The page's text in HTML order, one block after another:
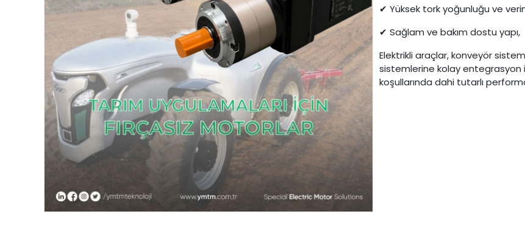
✔ Yüksek tork yoğunluğu ve
✔ Sağlam ve bakım dostu yapı,
Elektrikli araçlar, konveyör
sistemlerine kolay entegrasyon
koşullarında dahi tutarlı